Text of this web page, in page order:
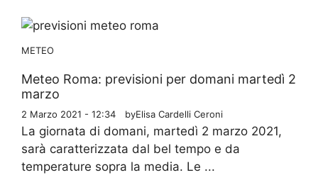
METEO
Meteo Roma: previsioni per domani martedì 2
marzo
2 Marzo 2021 - 12:34 byElisa Cardelli Ceroni
La giornata di domani, martedì 2 marzo 2021,
sarà caratterizzata dal bel tempo e da
temperature sopra la media. Le ...